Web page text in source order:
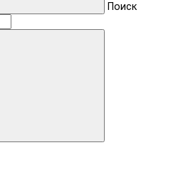
Поиск